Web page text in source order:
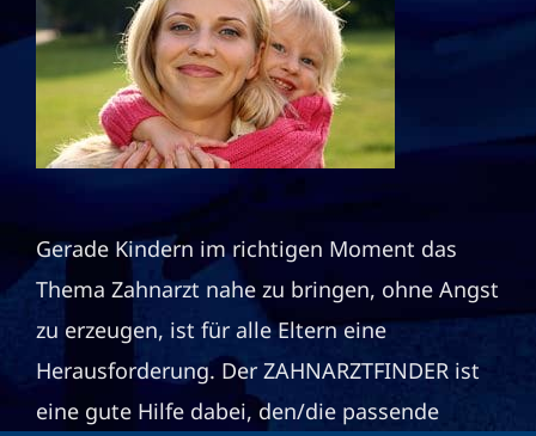
Gerade Kindern im richtigen Moment das
Thema Zahnarzt nahe zu bringen, ohne Angst
zu erzeugen, ist für alle Eltern eine
Herausforderung. Der ZAHNARZTFINDER ist
eine gute Hilfe dabei, den/die passende